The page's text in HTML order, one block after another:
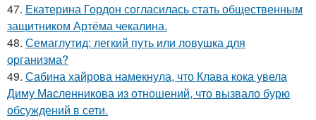
47. Екатерина Гордон согласилась стать общественным
защитником Артёма чекалина.
48. Семаглутид: легкий путь или ловушка для
организма?
49. Сабина хайрова намекнула, что Клава кока увела
Диму Масленникова из отношений, что вызвало бурю
обсуждений в сети.